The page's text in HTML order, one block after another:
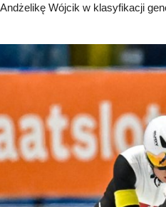
Wójcik w klasyfikacji